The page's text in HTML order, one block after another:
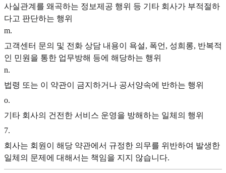
사실관계를 왜곡하는 정보제공 행위 등 기타 회사가 부적절하
다고 판단하는 행위
m.
고객센터 문의 및 전화 상담 내용이 욕설, 폭언, 성희롱, 반복적
인 민원을 통한 업무방해 등에 해당하는 행위
n.
법령 또는 이 약관이 금지하거나 공서양속에 반하는 행위
o.
기타 회사의 건전한 서비스 운영을 방해하는 일체의 행위
7.
회사는 회원이 해당 약관에서 규정한 의무를 위반하여 발생한
일체의 문제에 대해서는 책임을 지지 않습니다.